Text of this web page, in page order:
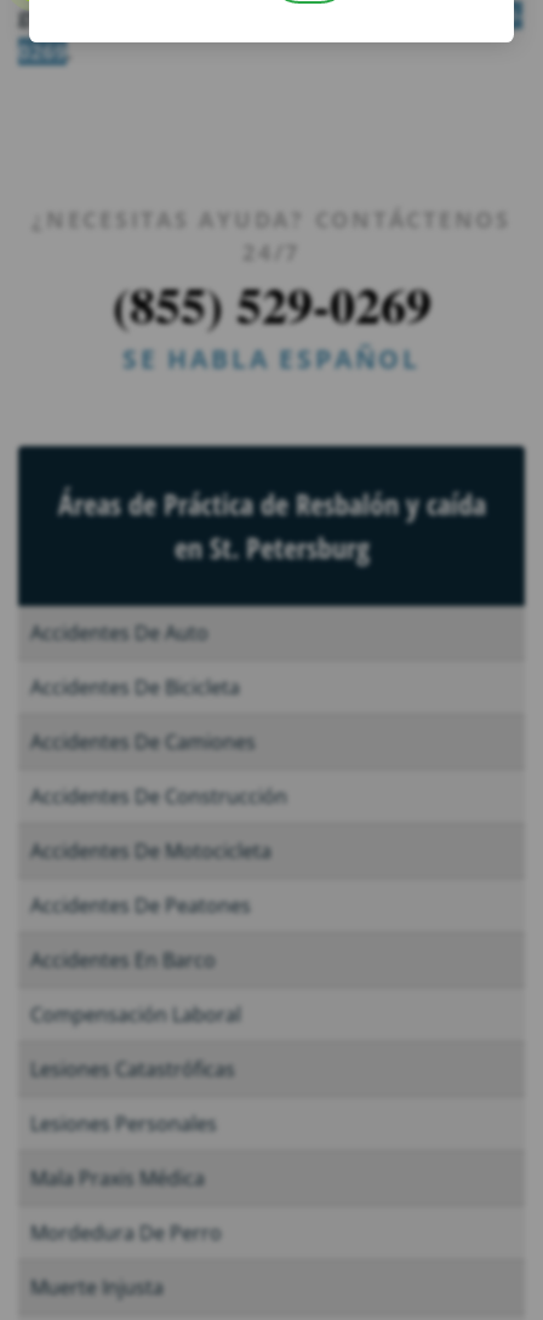
gratuita y sin compromiso, llámenos hoy al
(855) 529-
0269.
¿NECESITAS AYUDA? CONTÁCTENOS
24/7
(855) 529-0269
SE HABLA ESPAÑOL
Áreas de Práctica de Resbalón y caída
en St. Petersburg
Accidentes De Auto
Accidentes De Bicicleta
Accidentes De Camiones
Accidentes De Construcción
Accidentes De Motocicleta
Accidentes De Peatones
Accidentes En Barco
Compensación Laboral
Lesiones Catastróficas
Lesiones Personales
Mala Praxis Médica
Mordedura De Perro
Muerte Injusta